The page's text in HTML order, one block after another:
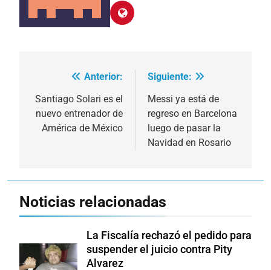
Navegación
de
entradas
Anterior:
Santiago Solari es el
nuevo entrenador de
América de México
Siguiente:
Messi ya está de
regreso en Barcelona
luego de pasar la
Navidad en Rosario
Noticias relacionadas
La Fiscalía rechazó el pedido para
suspender el juicio contra Pity
Alvarez